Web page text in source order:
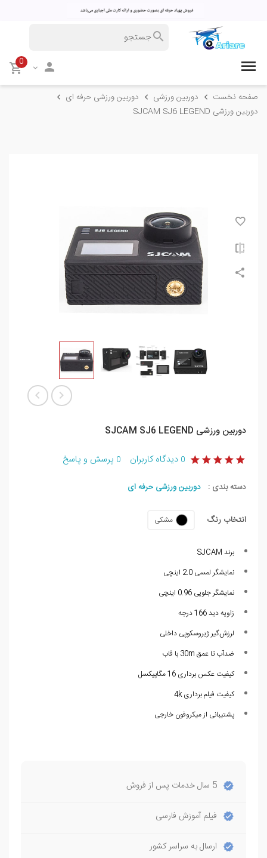
0
صفحه نخست دوربین ورزشی
دوربین ورزشی حرفه ای
دوربین ورزشی SJCAM SJ6 LEGEND
دوربین ورزشی SJCAM SJ6 LEGEND
0 دیدگاه کاربران 0 پرسش و پاسخ
دسته بندی : دوربین ورزشی حرفه ای
انتخاب رنگ مشکی
برند SJCAM
نمایشگر لمسی 2.0 اینچی
نمایشگر جلویی 0.96 اینچی
زاویه دید 166 درجه
لرزش‌گیر ژیروسکوپی داخلی
ضدآب تا عمق 30m با قاب
کیفیت عکس برداری 16 مگاپیکسل
کیفیت فیلم برداری 4k
پشتیبانی از میکروفون خارجی
5 سال خدمات پس از فروش
فیلم آموزش فارسی
ارسال به سراسر کشور